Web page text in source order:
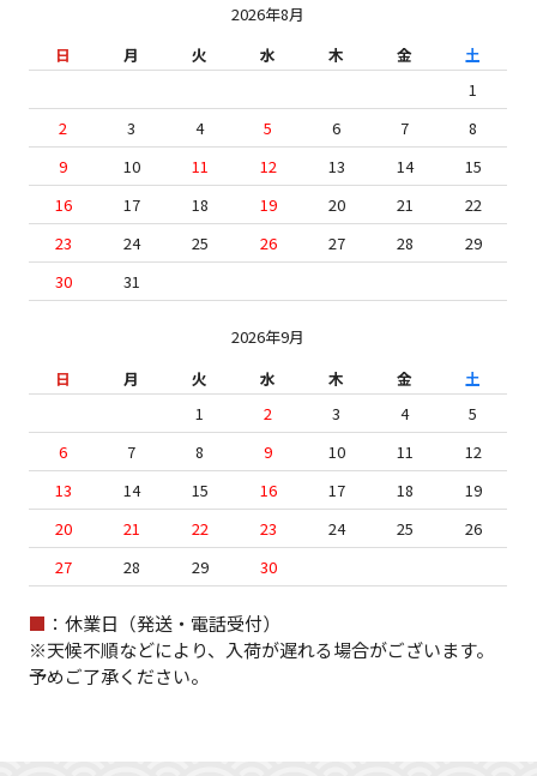
2026年8月
日
月 火 水 木 金
土
1
2
3 4 5 6 7
8
9
10 11 12 13 14
15
16
17 18 19 20 21
22
23
24 25 26 27 28
29
30
31
2026年9月
日
月 火 水 木 金
土
1
2 3 4
5
6
7 8 9 10 11
12
13
14 15 16 17 18
19
20
21 22 23 24 25
26
27
28 29 30
■ ：休業日（発送・電話受付）
※天候不順などにより、入荷が遅れる場合がございます。
予めご了承ください。